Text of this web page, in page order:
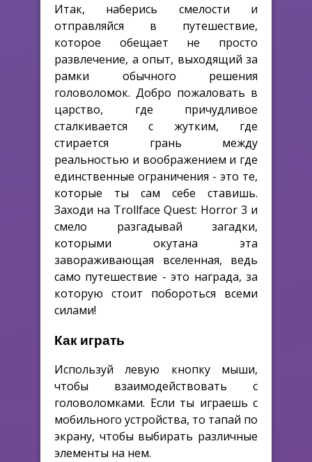
Итак, наберись смелости и
отправляйся в путешествие,
которое обещает не просто
развлечение, а опыт, выходящий за
рамки обычного решения
головоломок. Добро пожаловать в
царство, где причудливое
сталкивается с жутким, где
стирается грань между
реальностью и воображением и где
единственные ограничения - это те,
которые ты сам себе ставишь.
Заходи на Trollface Quest: Horror 3 и
смело разгадывай загадки,
которыми окутана эта
завораживающая вселенная, ведь
само путешествие - это награда, за
которую стоит побороться всеми
силами!
Как играть
Используй левую кнопку мыши,
чтобы взаимодействовать с
головоломками. Если ты играешь с
мобильного устройства, то тапай по
экрану, чтобы выбирать различные
элементы на нем.